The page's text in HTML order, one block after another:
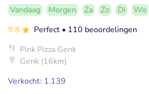
Vandaag Morgen Za Zo Di
Wo
9.8
Perfect • 110 beoordelingen
Pink Pizza Genk
Genk (16km)
Verkocht: 1.139